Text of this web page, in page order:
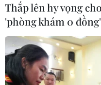
Thắp lên hy vọng
'phòng khám 0